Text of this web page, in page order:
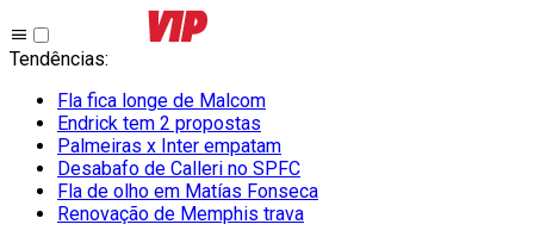
Tendências:
Fla fica longe de Malcom
Endrick tem 2 propostas
Palmeiras x Inter empatam
Desabafo de Calleri no SPFC
Fla de olho em Matías Fonseca
Renovação de Memphis trava